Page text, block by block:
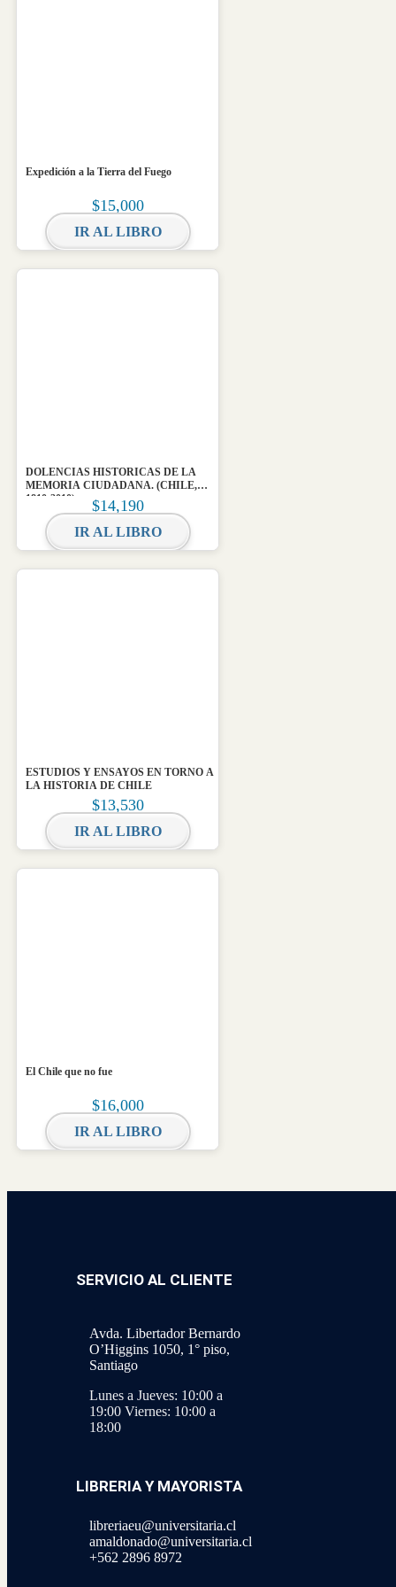
Expedición a la Tierra del Fuego
$15,000
IR AL LIBRO
DOLENCIAS HISTORICAS DE LA
MEMORIA CIUDADANA. (CHILE,
1810-2010)
$14,190
IR AL LIBRO
ESTUDIOS Y ENSAYOS EN TORNO A
LA HISTORIA DE CHILE
$13,530
IR AL LIBRO
El Chile que no fue
$16,000
IR AL LIBRO
SERVICIO AL CLIENTE
Avda. Libertador Bernardo
O’Higgins 1050, 1° piso,
Santiago
Lunes a Jueves: 10:00 a
19:00 Viernes: 10:00 a
18:00
LIBRERIA Y MAYORISTA
libreriaeu@universitaria.cl
amaldonado@universitaria.cl
+562 2896 8972